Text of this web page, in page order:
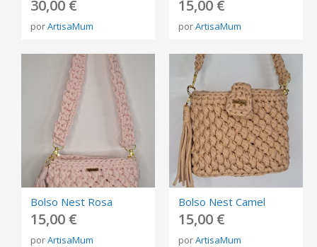
30,00 €
porArtisaMum
15,00 €
porArtisaMum
Bolso Nest Rosa
15,00 €
porArtisaMum
Bolso Nest Camel
15,00 €
porArtisaMum